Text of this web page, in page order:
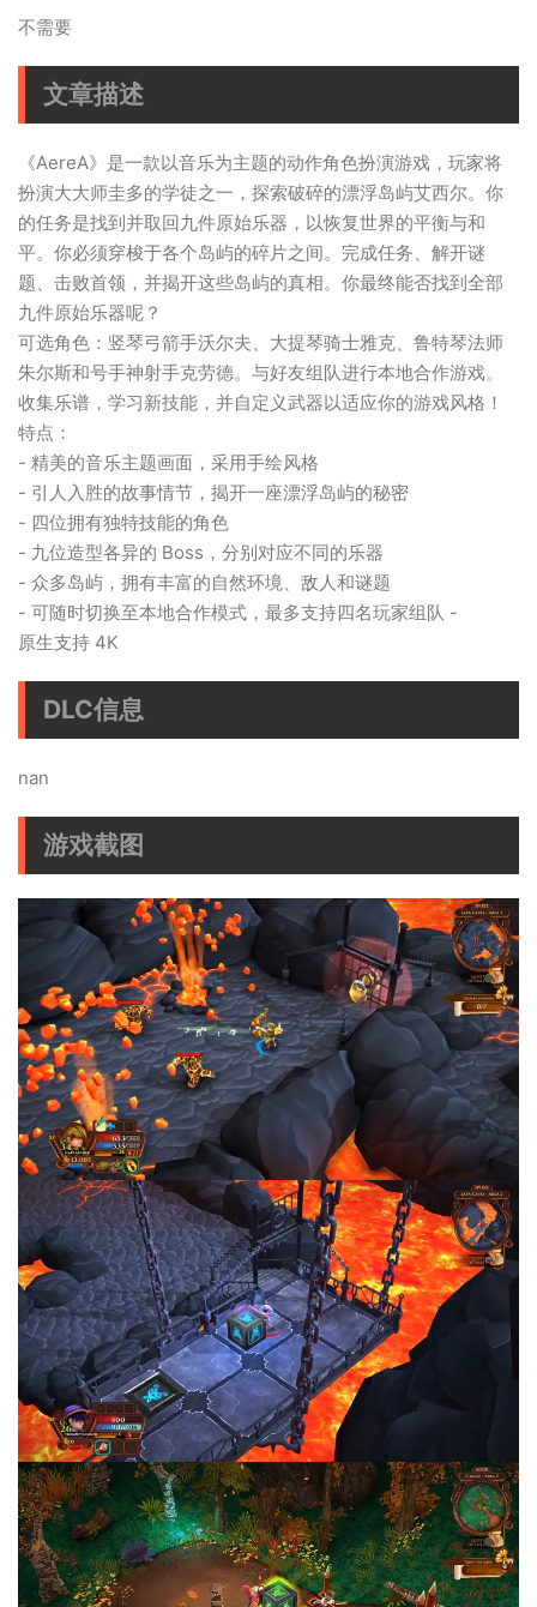
不需要
文章描述
《AereA》是一款以音乐为主题的动作角色扮演游戏，玩家将
扮演大大师圭多的学徒之一，探索破碎的漂浮岛屿艾西尔。你
的任务是找到并取回九件原始乐器，以恢复世界的平衡与和
平。你必须穿梭于各个岛屿的碎片之间。完成任务、解开谜
题、击败首领，并揭开这些岛屿的真相。你最终能否找到全部
九件原始乐器呢？
可选角色：竖琴弓箭手沃尔夫、大提琴骑士雅克、鲁特琴法师
朱尔斯和号手神射手克劳德。与好友组队进行本地合作游戏。
收集乐谱，学习新技能，并自定义武器以适应你的游戏风格！
特点：
- 精美的音乐主题画面，采用手绘风格
- 引人入胜的故事情节，揭开一座漂浮岛屿的秘密
- 四位拥有独特技能的角色
- 九位造型各异的 Boss，分别对应不同的乐器
- 众多岛屿，拥有丰富的自然环境、敌人和谜题
- 可随时切换至本地合作模式，最多支持四名玩家组队 -
原生支持 4K
DLC信息
nan
游戏截图